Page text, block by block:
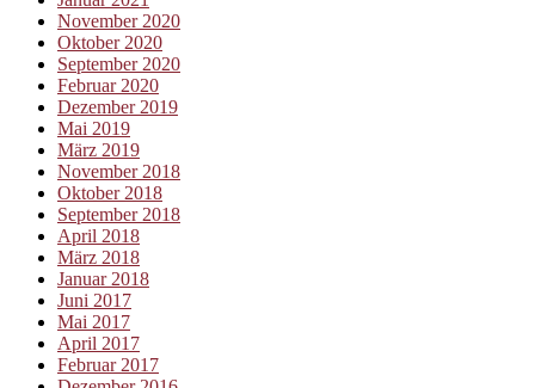
November 2020
Oktober 2020
September 2020
Februar 2020
Dezember 2019
Mai 2019
März 2019
November 2018
Oktober 2018
September 2018
April 2018
März 2018
Januar 2018
Juni 2017
Mai 2017
April 2017
Februar 2017